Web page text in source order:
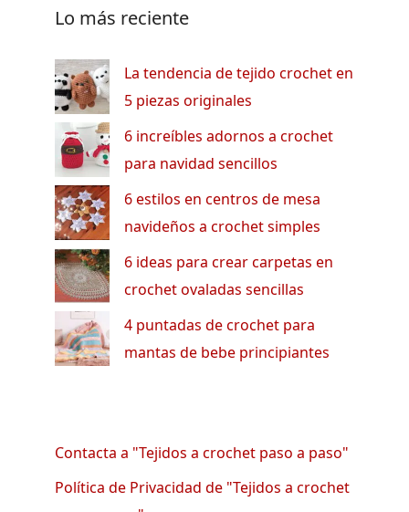
Lo más reciente
La tendencia de tejido crochet en
5 piezas originales
6 increíbles adornos a crochet
para navidad sencillos
6 estilos en centros de mesa
navideños a crochet simples
6 ideas para crear carpetas en
crochet ovaladas sencillas
4 puntadas de crochet para
mantas de bebe principiantes
Contacta a "Tejidos a crochet paso a paso"
Política de Privacidad de "Tejidos a crochet